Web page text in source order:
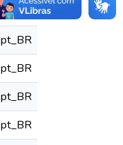
pt_BR
pt_BR
pt_BR
pt_BR
pt_BR